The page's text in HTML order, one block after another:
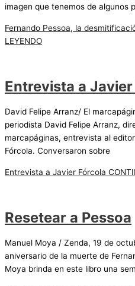
imagen que tenemos de algunos
Fernando Pessoa, la
LEYENDO
Entrevista a
David Felipe Arranz/ El
periodista David Felipe Arranz,
marcapáginas, entrevista al
Fórcola. Conversaron sobre
Entrevista a Javier Fórcola
Resetear a Pessoa
Manuel Moya / Zenda, 19 de
aniversario de la muerte de
Moya brinda en este libro una